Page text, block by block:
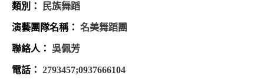
民族舞蹈
名美舞蹈團
吳佩芳
2793457;0937666104